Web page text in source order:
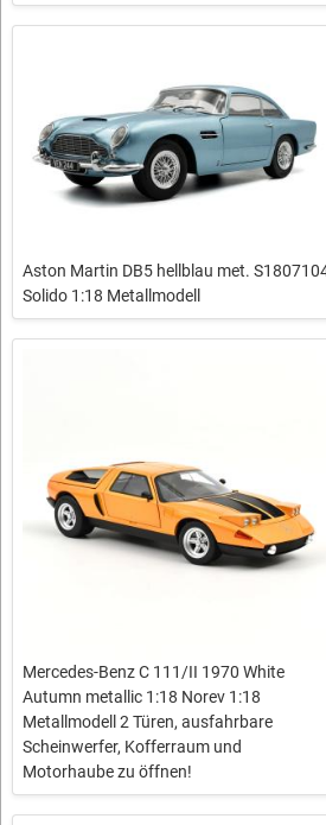
Aston Martin DB5 hellblau met.
Solido 1:18 Metallmodell
Mercedes-Benz C 111/II 1970 White
Autumn metallic 1:18 Norev 1:18
Metallmodell 2 Türen, ausfahrbare
Scheinwerfer, Kofferraum und
Motorhaube zu öffnen!